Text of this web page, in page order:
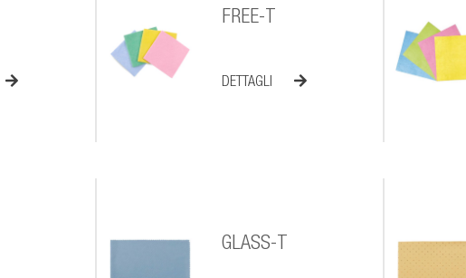
FREE-T
DETTAGLI
GLASS-T